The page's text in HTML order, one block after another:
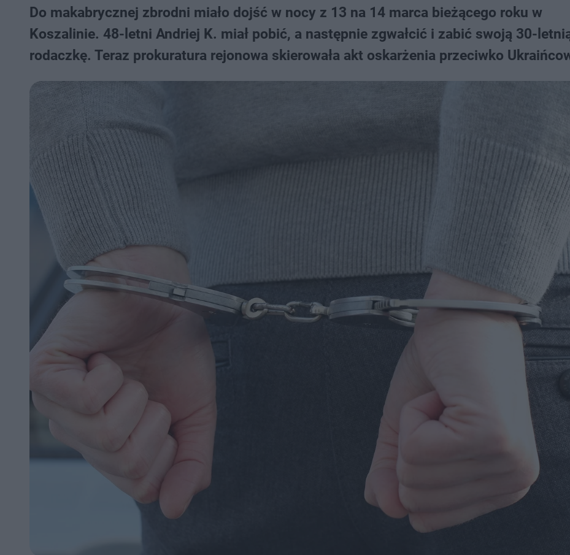
Do makabrycznej zbrodni miało dojść w nocy z 13 na 14 marca bieżącego roku w
Koszalinie. 48-letni Andriej K. miał pobić, a następnie zgwałcić i zabić swoją 30-
rodaczkę. Teraz prokuratura rejonowa skierowała akt oskarżenia przeciwko